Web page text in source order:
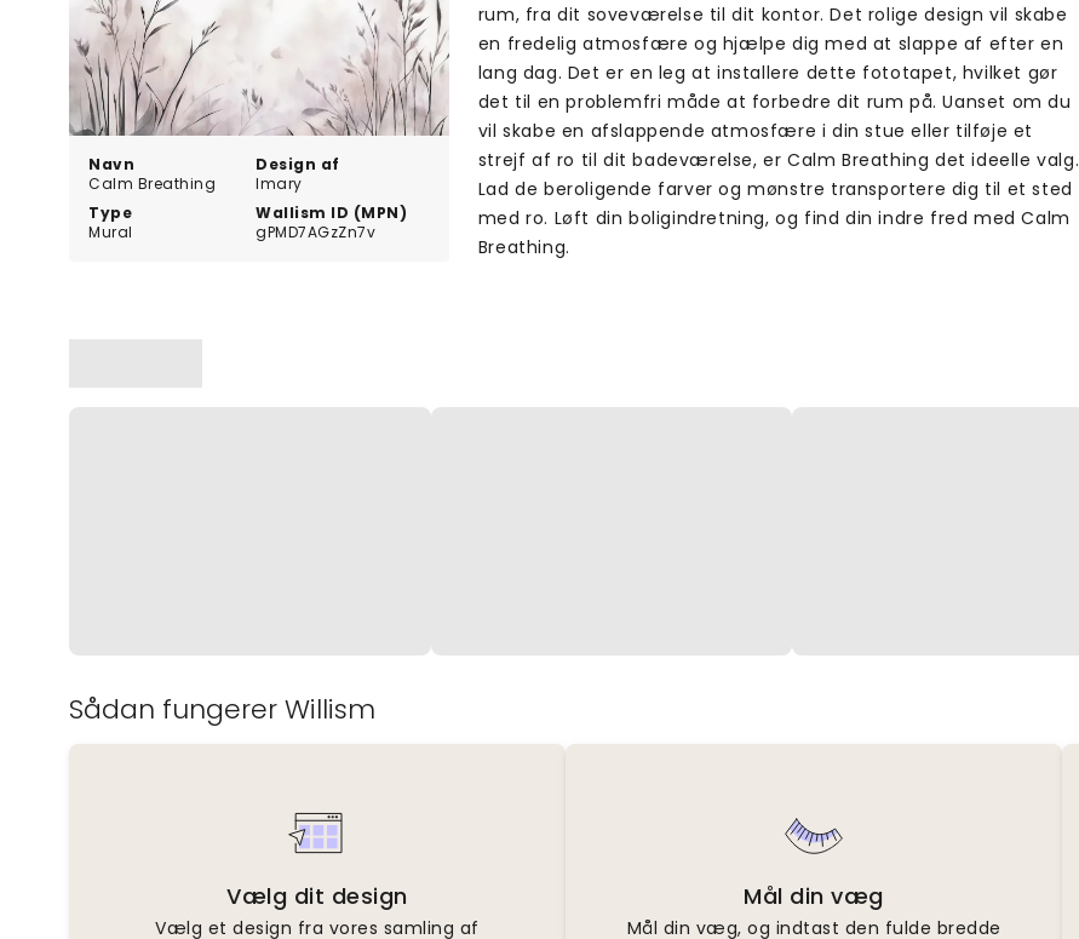
Navn
Calm Breathing
Design af
Imary
Type
Mural
Wallism ID (MPN)
gPMD7AGzZn7v
rum, fra dit soveværelse til dit kontor. Det rolige design vil skabe
en fredelig atmosfære og hjælpe dig med at slappe af efter en
lang dag. Det er en leg at installere dette fototapet, hvilket gør
det til en problemfri måde at forbedre dit rum på. Uanset om du
vil skabe en afslappende atmosfære i din stue eller tilføje et
strejf af ro til dit badeværelse, er Calm Breathing det ideelle valg.
Lad de beroligende farver og mønstre transportere dig til et sted
med ro. Løft din boligindretning, og find din indre fred med Calm
Breathing.
Sådan fungerer Willism
Vælg dit design
Vælg et design fra vores samling af
Mål din væg
Mål din væg, og indtast den fulde bredde